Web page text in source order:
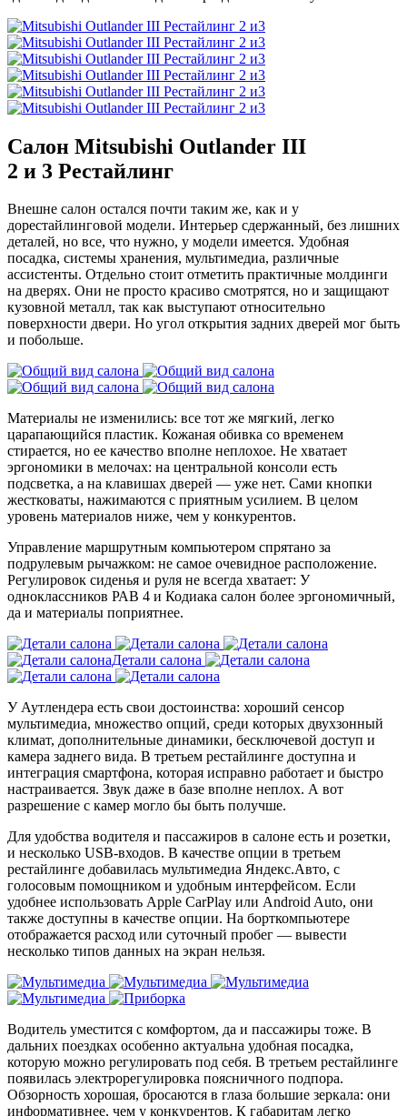
Салон Mitsubishi Outlander III
2 и 3 Рестайлинг
Внешне салон остался почти таким же, как и у
дорестайлинговой модели. Интерьер сдержанный, без лишних
деталей, но все, что нужно, у модели имеется. Удобная
посадка, системы хранения, мультимедиа, различные
ассистенты. Отдельно стоит отметить практичные молдинги
на дверях. Они не просто красиво смотрятся, но и защищают
кузовной металл, так как выступают относительно
поверхности двери. Но угол открытия задних дверей мог быть
и побольше.
Материалы не изменились: все тот же мягкий, легко
царапающийся пластик. Кожаная обивка со временем
стирается, но ее качество вполне неплохое. Не хватает
эргономики в мелочах: на центральной консоли есть
подсветка, а на клавишах дверей — уже нет. Сами кнопки
жестковаты, нажимаются с приятным усилием. В целом
уровень материалов ниже, чем у конкурентов.
Управление маршрутным компьютером спрятано за
подрулевым рычажком: не самое очевидное расположение.
Регулировок сиденья и руля не всегда хватает: У
одноклассников РАВ 4 и Кодиака салон более эргономичный,
да и материалы поприятнее.
У Аутлендера есть свои достоинства: хороший сенсор
мультимедиа, множество опций, среди которых двухзонный
климат, дополнительные динамики, бесключевой доступ и
камера заднего вида. В третьем рестайлинге доступна и
интеграция смартфона, которая исправно работает и быстро
настраивается. Звук даже в базе вполне неплох. А вот
разрешение с камер могло бы быть получше.
Для удобства водителя и пассажиров в салоне есть и розетки,
и несколько USB-входов. В качестве опции в третьем
рестайлинге добавилась мультимедиа Яндекс.Авто, с
голосовым помощником и удобным интерфейсом. Если
удобнее использовать Apple CarPlay или Android Auto, они
также доступны в качестве опции. На борткомпьютере
отображается расход или суточный пробег — вывести
несколько типов данных на экран нельзя.
Водитель уместится с комфортом, да и пассажиры тоже. В
дальних поездках особенно актуальна удобная посадка,
которую можно регулировать под себя. В третьем рестайлинге
появилась электрорегулировка поясничного подпора.
Обзорность хорошая, бросаются в глаза большие зеркала: они
информативнее, чем у конкурентов. К габаритам легко